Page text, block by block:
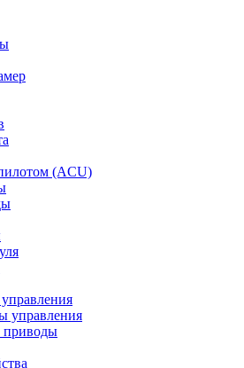
(ACU)
управления
приводы